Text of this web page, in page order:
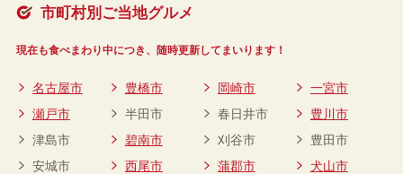
市町村別ご当地グルメ
現在も食べまわり中につき、随時更新してまいります！
名古屋市 豊橋市 岡崎市
一宮市
瀬戸市
半田市 春日井市
豊川市
津島市
碧南市 刈谷市
豊田市
安城市
西尾市 蒲郡市
犬山市